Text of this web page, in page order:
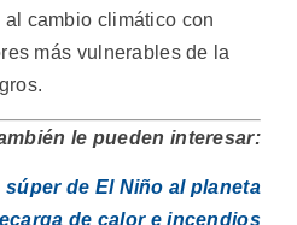
cambio climático con
más vulnerables de la
le pueden interesar:
de El Niño al planeta
de calor e incendios